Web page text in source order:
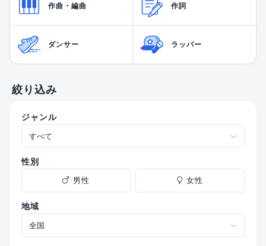
作曲・編曲 作詞
ダンサー ラッパー
絞り込み
ジャンル
性別
男性 女性
地域